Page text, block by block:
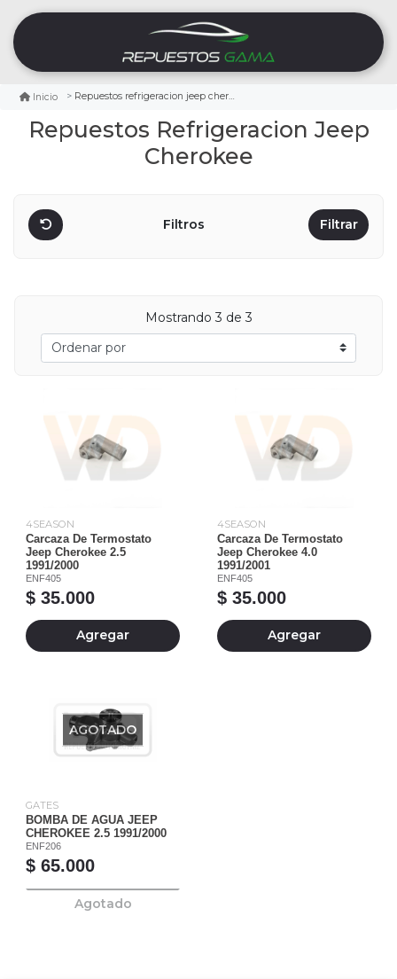
Inicio Repuestos refrigeracion jeep cherokee
Repuestos Refrigeracion Jeep
Cherokee
Filtros Filtrar
Mostrando3 de 3
4SEASON
Carcaza De Termostato
Jeep Cherokee 2.5
1991/2000
ENF405
$ 35.000
Agregar
4SEASON
Carcaza De Termostato
Jeep Cherokee 4.0
1991/2001
ENF405
$ 35.000
Agregar
AGOTADO
GATES
BOMBA DE AGUA JEEP
CHEROKEE 2.5 1991/2000
ENF206
$ 65.000
Agotado